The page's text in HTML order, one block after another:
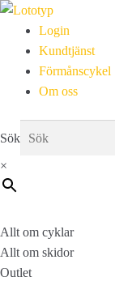
Login
Kundtjänst
Förmånscykel
Om oss
Sök
×
Allt om cyklar
Allt om skidor
Outlet